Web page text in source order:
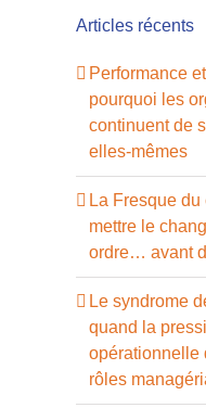
Articles récents
Performance
pourquoi les
continuent de
elles-mêmes
La Fresque
mettre le
ordre… avant
Le syndrome
quand la
opérationnelle
rôles